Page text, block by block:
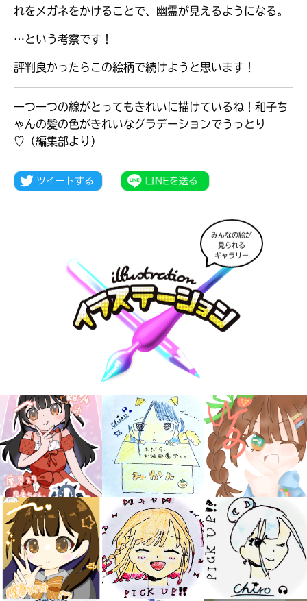
みんなの絵が
見られる
ギャラリー
れをメガネをかけることで、幽霊が見えるようになる。
…という考察です！
評判良かったらこの絵柄で続けようと思います！
一つ一つの線がとってもきれいに描けているね！和子ち
ゃんの髪の色がきれいなグラデーションでうっとり
♡（編集部より）
みんなの絵が
見られる
ギャラリー